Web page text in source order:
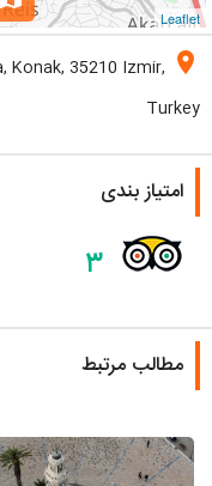
Leaflet
location_on
Konak, 35210 Izmir,
Turkey
امتیاز بندی
۳
مطالب مرتبط